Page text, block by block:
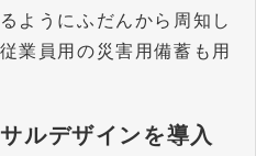
ようにふだんから周知し
業員用の災害用備蓄も用
ルデザインを導入